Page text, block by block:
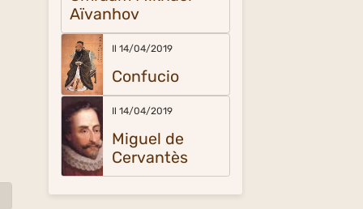
Aïvanhov
Il 14/04/2019
Confucio
Il 14/04/2019
Miguel de
Cervantès